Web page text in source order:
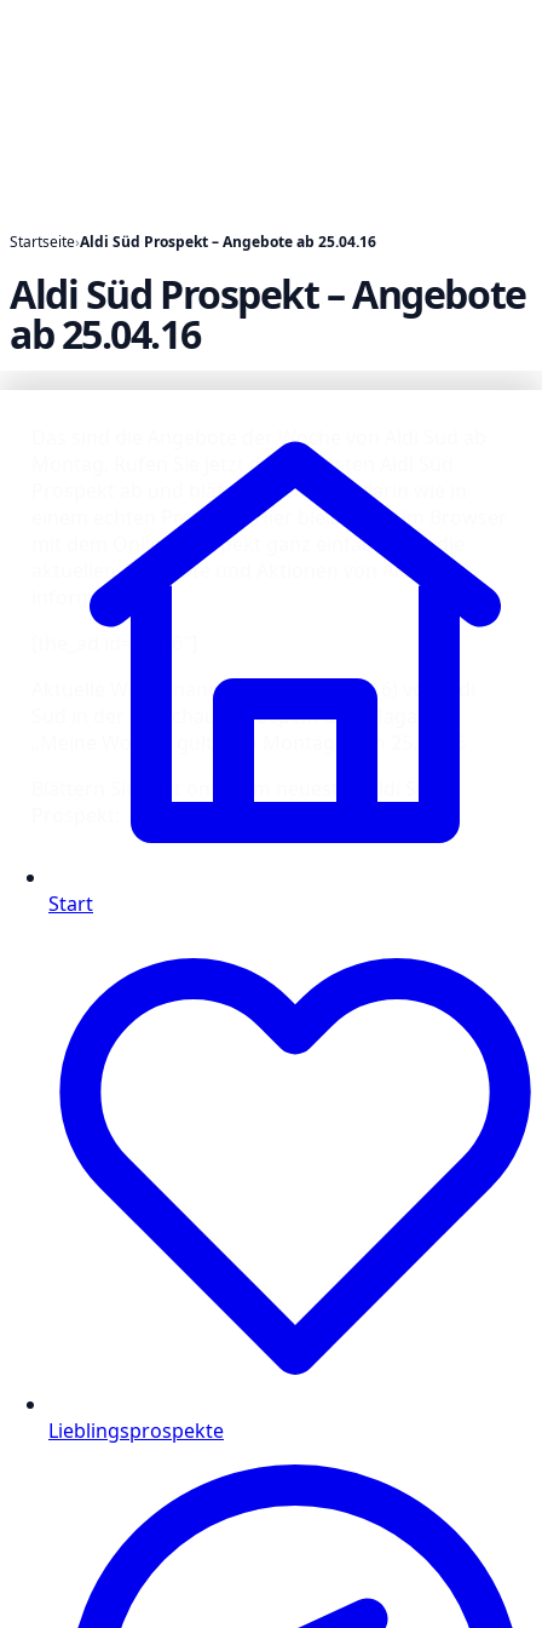
Startseite›Aldi Süd Prospekt – Angebote ab 25.04.16
Aldi Süd Prospekt – Angebote
ab 25.04.16
Das sind die Angebote der Woche von Aldi Süd ab
Montag. Rufen Sie jetzt den neuesten Aldi Süd
Prospekt ab und blättern Sie online darin wie in
einem echten Prospekt. Hier bleiben Sie im Browser
mit dem Online Prospekt ganz einfach über die
aktuellen Angebote und Aktionen von Aldi Süd
informiert.
Aktuelle Wochenangebote (KW 17/2016) von Aldi
Süd in der Vorschau – Prospekt und Magazin
Start
Lieblingsprospekte